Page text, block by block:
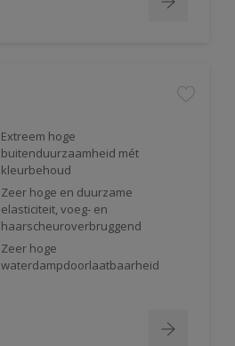
Extreem hoge
buitenduurzaamheid mét
kleurbehoud
Zeer hoge en duurzame
elasticiteit, voeg- en
haarscheuroverbruggend
Zeer hoge
waterdampdoorlaatbaarheid